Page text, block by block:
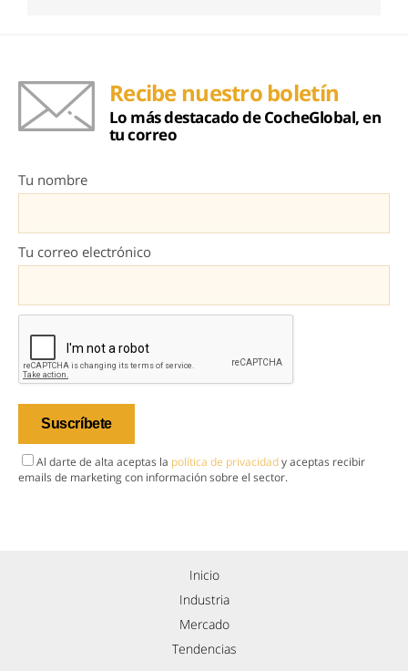
Recibe nuestro boletín
Lo más destacado de CocheGlobal, en
tu correo
Tu nombre
Tu correo electrónico
Al darte de alta aceptas la política de privacidady aceptas recibir
emails de marketing con información sobre el sector.
Inicio
Industria
Mercado
Tendencias